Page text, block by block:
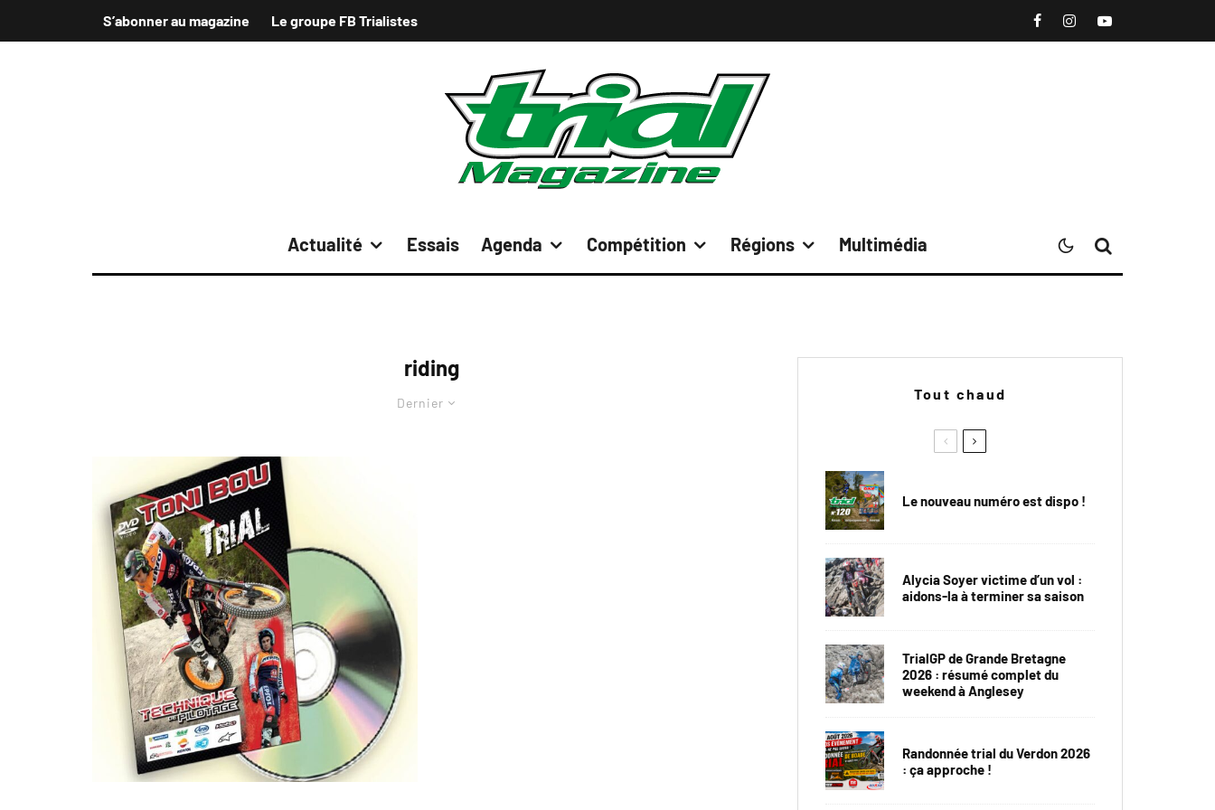
S’abonner au magazine Le groupe FB Trialistes
Actualité Essais Agenda Compétition Régions Multimédia
riding
Dernier
Tout chaud
Le nouveau numéro est dispo !
Alycia Soyer victime d’un vol :
aidons-la à terminer sa saison
TrialGP de Grande Bretagne
2026 : résumé complet du
weekend à Anglesey
Randonnée trial du Verdon 2026
: ça approche !